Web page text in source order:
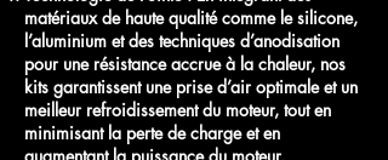
matériaux de haute qualité comme le silicone,
l’aluminium et des techniques d’anodisation
pour une résistance accrue à la chaleur, nos
kits garantissent une prise d’air optimale et un
meilleur refroidissement du moteur, tout en
minimisant la perte de charge et en